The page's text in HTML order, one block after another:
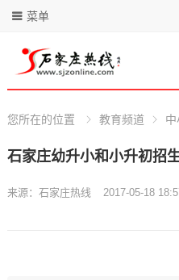
菜单
您所在的位置 教育频道
石家庄幼升小和小升初招
来源： 石家庄热线 2017-05-18